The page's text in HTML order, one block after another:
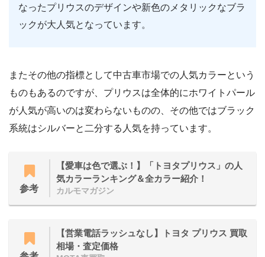
なったプリウスのデザインや新色のメタリックなブラ
ックが大人気となっています。
またその他の指標として中古車市場での人気カラーという
ものもあるのですが、プリウスは全体的にホワイトパール
が人気が高いのは変わらないものの、その他ではブラック
系統はシルバーと二分する人気を持っています。
参考
【愛車は色で選ぶ！】「トヨタプリウス」の人
気カラーランキング＆全カラー紹介！
カルモマガジン
【営業電話ラッシュなし】トヨタ プリウス 買取
相場・査定価格